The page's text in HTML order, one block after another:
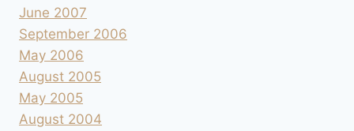
June 2007
September 2006
May 2006
August 2005
May 2005
August 2004